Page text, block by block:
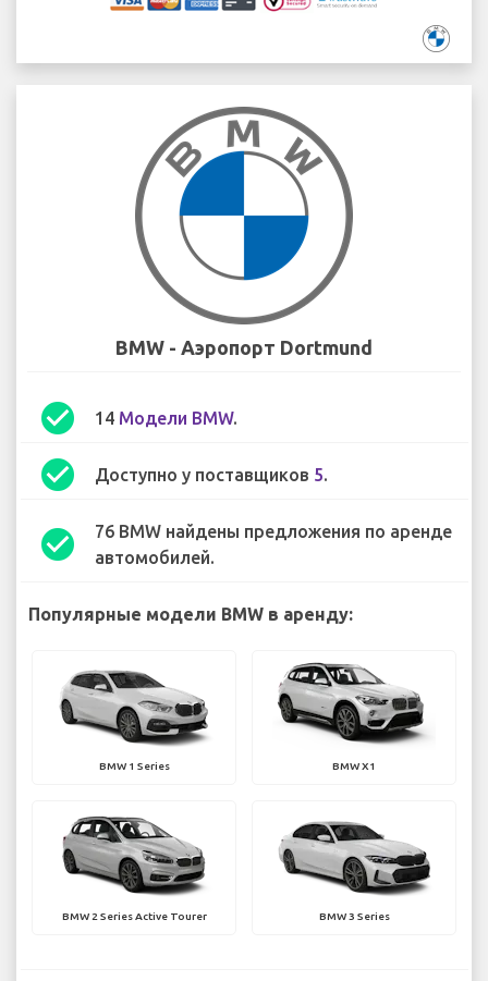
BMW - Аэропорт Dortmund
check_circle 14 Модели BMW.
check_circle Доступно у поставщиков 5.
check_circle
76 BMW найдены предложения по аренде
автомобилей.
Популярные модели BMW в аренду:
BMW 1 Series BMW X1
BMW 2 Series Active Tourer BMW 3 Series